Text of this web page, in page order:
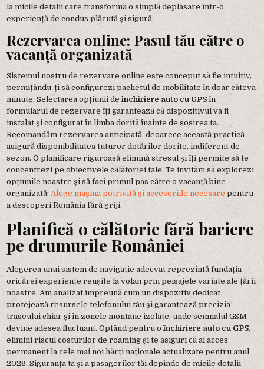
la micile detalii care transformă o simplă deplasare într-o
experiență de condus plăcută și sigură.
Rezervarea online: Pasul tău către o
vacanță organizată
Sistemul nostru de rezervare online este conceput să fie intuitiv,
permițându-ți să configurezi pachetul de mobilitate în doar câteva
minute. Selectarea opțiunii deînchiriere auto cu GPS în
formularul de rezervare îți garantează că dispozitivul va fi
instalat și configurat în limba dorită înainte de sosirea ta.
Recomandăm rezervarea anticipată, deoarece această practică
asigură disponibilitatea tuturor dotărilor dorite, indiferent de
sezon. O planificare riguroasă elimină stresul și îți permite să te
concentrezi pe obiectivele călătoriei tale. Te invităm să explorezi
opțiunile noastre și să faci primul pas către o vacanță bine
organizată: Alege mașina potrivită și accesoriile necesare pentru
a descoperi România fără griji.
Planifică o călătorie fără bariere
pe drumurile României
Alegerea unui sistem de navigație adecvat reprezintă fundația
oricărei experiențe reușite la volan prin peisajele variate ale țării
noastre. Am analizat împreună cum un dispozitiv dedicat
protejează resursele telefonului tău și garantează precizia
traseului chiar și în zonele montane izolate, unde semnalul GSM
devine adesea fluctuant. Optând pentru oînchiriere auto cu GPS,
elimini riscul costurilor de roaming și te asiguri că ai acces
permanent la cele mai noi hărți naționale actualizate pentru anul
2026. Siguranța ta și a pasagerilor tăi depinde de micile detalii